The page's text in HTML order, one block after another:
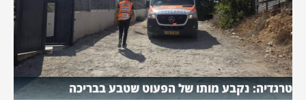
טרגדיה: נקבע מותו של הפעוט שטבע בבריכה